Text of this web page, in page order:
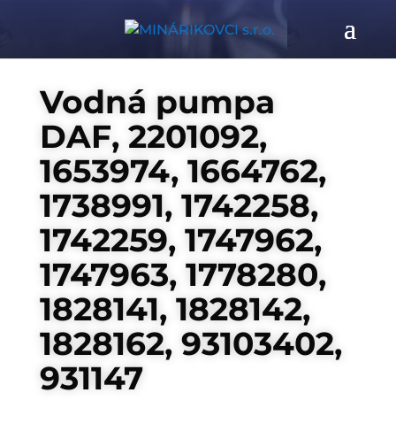
Vodná pumpa
DAF, 2201092,
1653974, 1664762,
1738991, 1742258,
1742259, 1747962,
1747963, 1778280,
1828141, 1828142,
1828162, 93103402,
931147